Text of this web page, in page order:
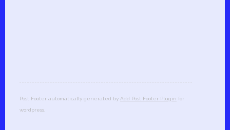
Post Footer automatically generated by Add Post Footer Plugin for
wordpress.